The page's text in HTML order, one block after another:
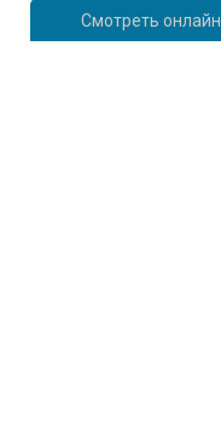
Смотреть онлайн